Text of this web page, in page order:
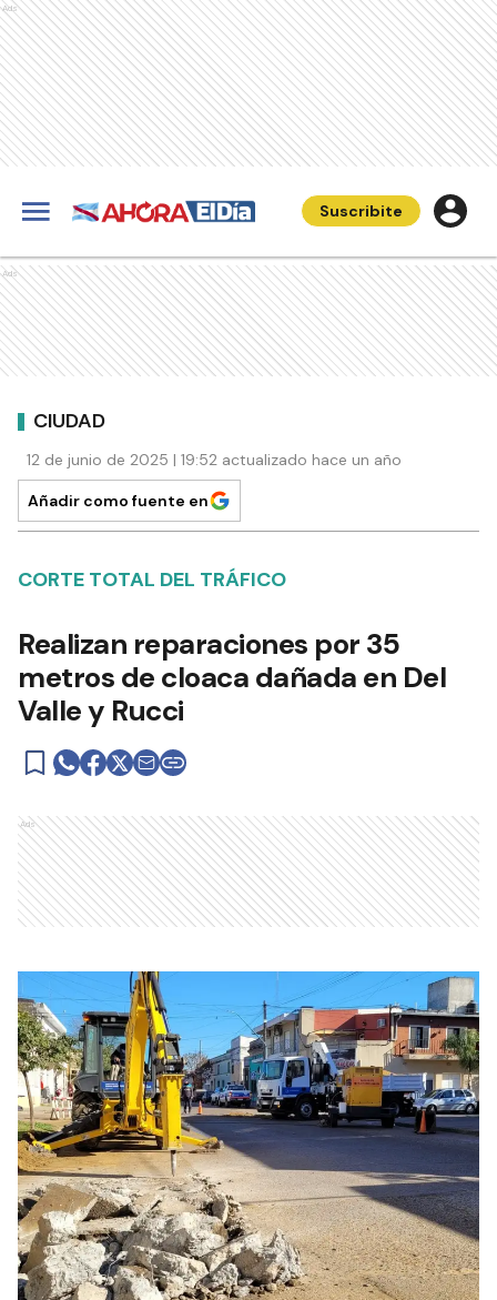
Ads
Suscribite
Ads
CIUDAD
12 de junio de 2025 | 19:52 actualizado hace un año
Añadir como fuente en
CORTE TOTAL DEL TRÁFICO
Realizan reparaciones por 35
metros de cloaca dañada en Del
Valle y Rucci
Ads